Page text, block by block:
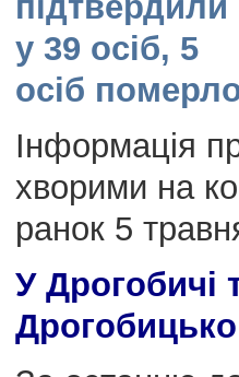
у 39 осіб, 5
осіб
Інформація
хворими на
ранок 5
У Дрогобичі